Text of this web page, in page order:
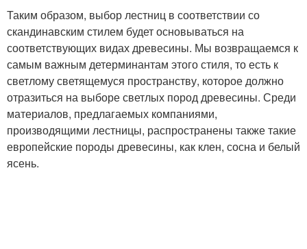
Таким образом, выбор лестниц в соответствии со
скандинавским стилем будет основываться на
соответствующих видах древесины. Мы возвращаемся к
самым важным детерминантам этого стиля, то есть к
светлому светящемуся пространству, которое должно
отразиться на выборе светлых пород древесины. Среди
материалов, предлагаемых компаниями,
производящими лестницы, распространены также такие
европейские породы древесины, как клен, сосна и белый
ясень.